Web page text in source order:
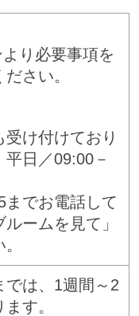
より必要事項を
さい。
け付けており
平日／09:00－
までお電話して
ームを見て」
は、1週間～2
す。